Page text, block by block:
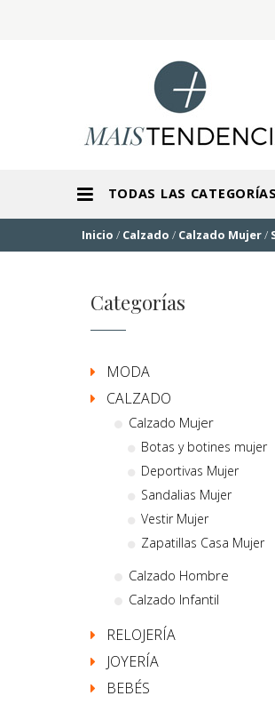
TODAS LAS CATEGORÍAS
Inicio / Calzado / Calzado Mujer/
Categorías
MODA
CALZADO
Calzado Mujer
Botas y botines mujer
Deportivas Mujer
Sandalias Mujer
Vestir Mujer
Zapatillas Casa Mujer
Calzado Hombre
Calzado Infantil
RELOJERÍA
JOYERÍA
BEBÉS